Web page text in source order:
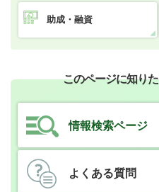
助成・融資
このページに知り
情報検索ページ
よくある質問